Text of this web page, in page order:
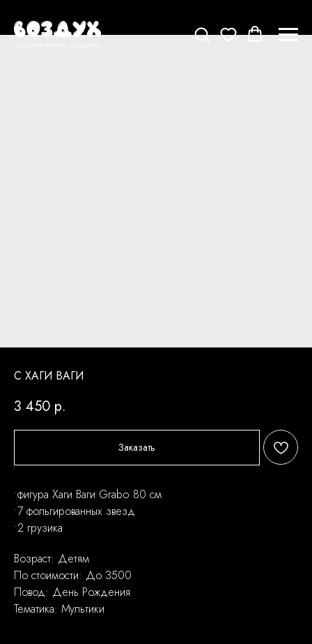
С ХАГИ ВАГИ
3 450 р.
Заказать
•фигура Хаги Ваги Grabo 80 см
•7 фольгированных звезд
•2 грузика
Возраст: Детям
По стоимости: До 3500
Повод: День Рождения
Тематика: Мультики